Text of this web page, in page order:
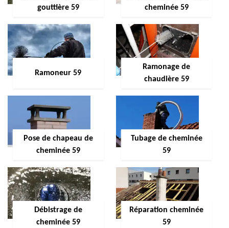
gouttière 59
cheminée 59
Ramoneur 59
Ramonage de
chaudière 59
Pose de chapeau de
cheminée 59
Tubage de cheminée
59
Débistrage de
cheminée 59
Réparation cheminée
59